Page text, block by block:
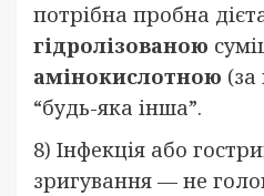
потрібна пробна
гідролізованою
амінокислотною
“будь-яка інша”.
8) Інфекція або
зригування — не